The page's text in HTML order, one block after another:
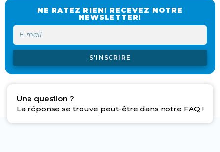
NE RATEZ RIEN! RECEVEZ NOTRE
NEWSLETTER!
S'INSCRIRE
Une question ?
La réponse se trouve peut-être dans notre FAQ !